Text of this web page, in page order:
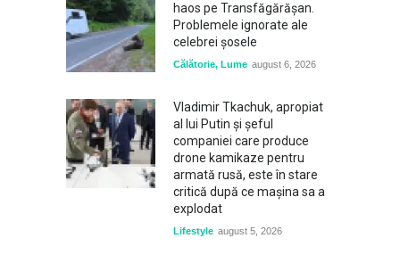
haos pe Transfăgărășan.
Problemele ignorate ale
celebrei șosele
Călătorie, Lume august 6, 2026
Vladimir Tkachuk, apropiat
al lui Putin și șeful
companiei care produce
drone kamikaze pentru
armată rusă, este în stare
critică după ce mașina sa a
explodat
Lifestyle august 5, 2026